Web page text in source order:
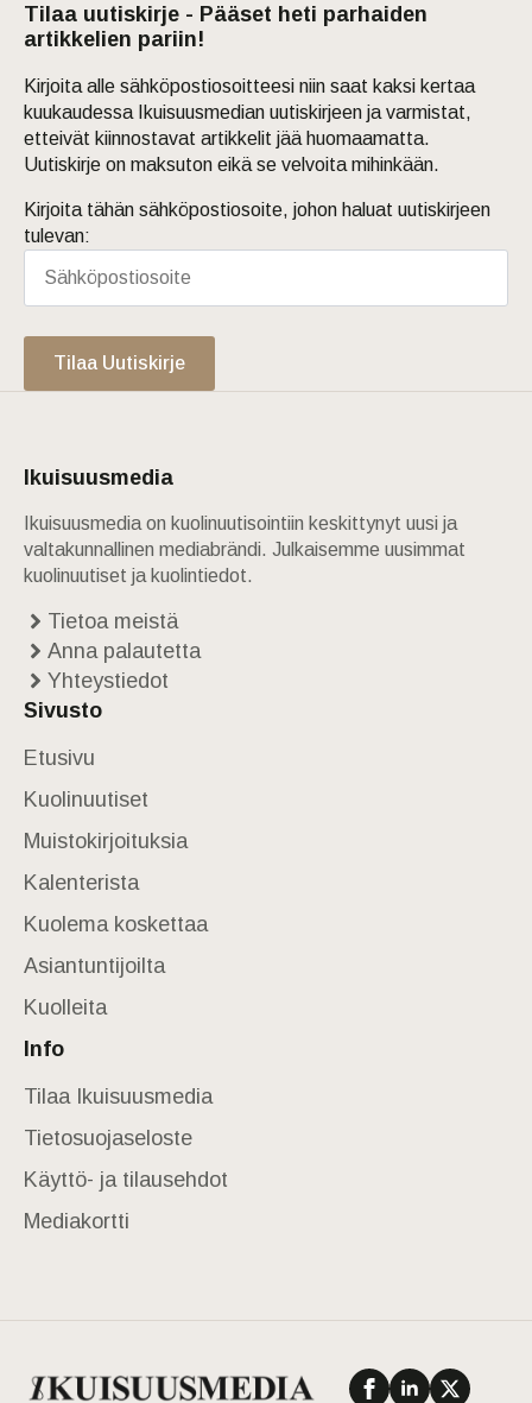
Tilaa uutiskirje - Pääset heti parhaiden
artikkelien pariin!
Kirjoita alle sähköpostiosoitteesi niin saat kaksi kertaa
kuukaudessa Ikuisuusmedian uutiskirjeen ja varmistat,
etteivät kiinnostavat artikkelit jää huomaamatta.
Uutiskirje on maksuton eikä se velvoita mihinkään.
Kirjoita tähän sähköpostiosoite, johon haluat uutiskirjeen
tulevan:
Tilaa Uutiskirje
Ikuisuusmedia
Ikuisuusmedia on kuolinuutisointiin keskittynyt uusi ja
valtakunnallinen mediabrändi. Julkaisemme uusimmat
kuolinuutiset ja kuolintiedot.
Tietoa meistä
Anna palautetta
Yhteystiedot
Sivusto
Etusivu
Kuolinuutiset
Muistokirjoituksia
Kalenterista
Kuolema koskettaa
Asiantuntijoilta
Kuolleita
Info
Tilaa Ikuisuusmedia
Tietosuojaseloste
Käyttö- ja tilausehdot
Mediakortti